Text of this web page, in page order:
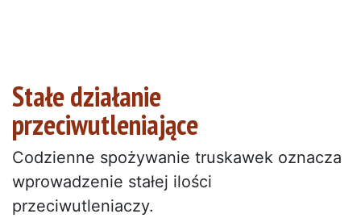
Stałe działanie
przeciwutleniające
Codzienne spożywanie truskawek oznacza
wprowadzenie stałej ilości
przeciwutleniaczy.